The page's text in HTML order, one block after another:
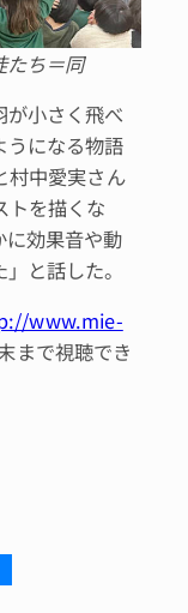
たち＝同
小さく飛べ
うになる物語
村中愛実さん
トを描くな
に効果音や動
と話した。
www.mie-
まで視聴でき